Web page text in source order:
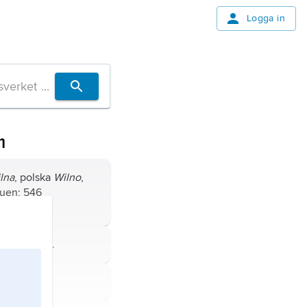
Logga in
, polska Wilno,
546
Östersjön.